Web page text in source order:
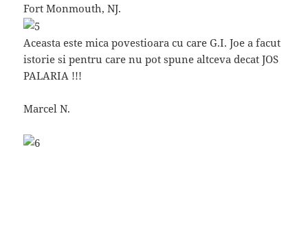
Fort Monmouth, NJ.
Aceasta este mica povestioara cu care G.I. Joe a facut
istorie si pentru care nu pot spune altceva decat JOS
PALARIA !!!
Marcel N.